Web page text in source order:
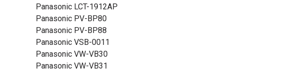
Panasonic LCT-1912AP
Panasonic PV-BP80
Panasonic PV-BP88
Panasonic VSB-0011
Panasonic VW-VB30
Panasonic VW-VB31